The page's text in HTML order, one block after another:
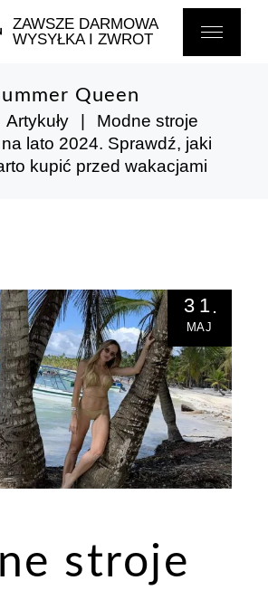
ZAWSZE DARMOWA
WYSYŁKA I ZWROT
Queen
Artykuły
Modne stroje
lato 2024. Sprawdź, jaki
kupić przed wakacjami
31
MAJ
stroje